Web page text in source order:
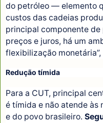
do petróleo — elemento
custos das cadeias
principal componente
preços e juros, há um
flexibilização
Redução tímida
Para a CUT, principal
é tímida e não atende às
e do povo brasileiro.